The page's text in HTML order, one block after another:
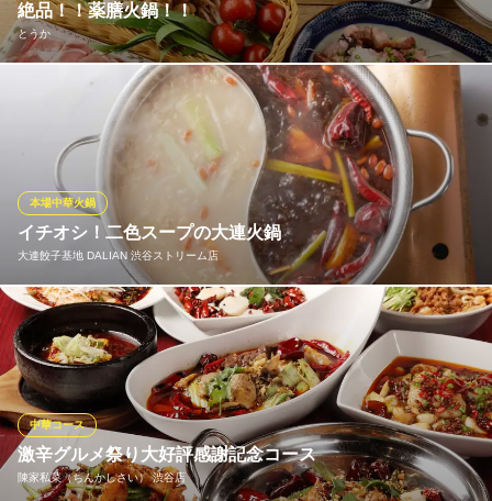
七婆
火鍋 渋谷 中華
ＪＲ渋谷駅 徒歩3分
東京都渋谷区神宮前6-19-17 GEMS神宮前8F
絶品！！薬膳火鍋！！
とうか
薬膳火鍋！！人気の 鍋です ！！
とうか
ＪＲ渋谷駅南口 徒歩2分
東京都渋谷区道玄坂1-11-3 フォースワンビル2F
イチオシ！二色スープの大連火鍋
大連餃子基地 DALIAN 渋谷ストリーム店
本場中華火鍋
麻辣スープのピリ辛と白湯スープのまろやかさ、二色のスープを
同時に楽しめる贅沢な大連火鍋です。特に女性に支持されてお
り、パクチーたれや豊富な追加メニューが魅力。自分の好きな具
材を選んで、特別なひとときをお過ごしください。
大連餃子基地 DALIAN 渋谷ストリーム店
本格中華酒場
ＪＲ渋谷駅 徒歩1分
激辛グルメ祭り大好評感謝記念コース
陳家私菜（ちんかしさい） 渋谷店
中華コース